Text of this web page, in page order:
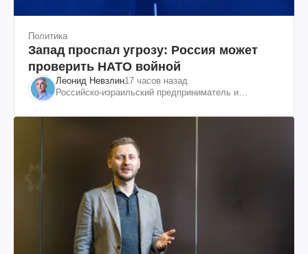
Политика
Запад проспал угрозу: Россия может
проверить НАТО войной
Леонид Невзлин17 часов назад
Российско-израильский предприниматель и
"ЮКОСа"